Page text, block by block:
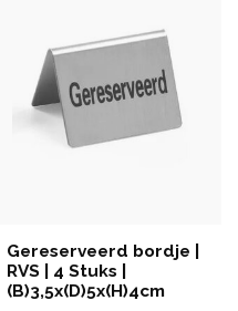
Gereserveerd bordje |
RVS | 4 Stuks |
(B)3,5x(D)5x(H)4cm